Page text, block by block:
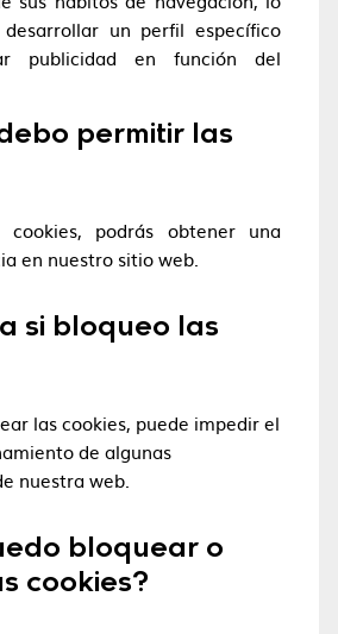
un perfil específico
publicidad en función del
permitir las
podrás obtener una
en nuestro sitio web.
si bloqueo las
las cookies, puede impedir el
de algunas
nuestra web.
bloquear o
cookies?